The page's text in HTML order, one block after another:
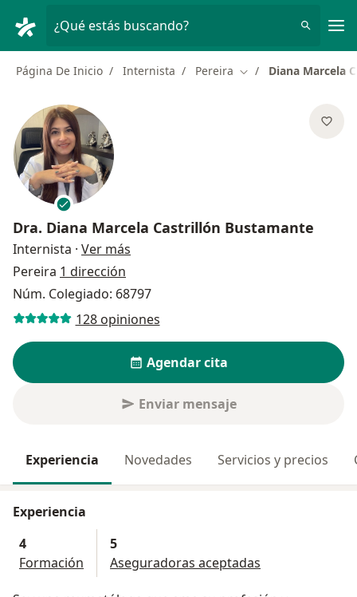
¿Qué estás buscando?
Página De Inicio Internista Pereira Cambiar de ciudad
Diana Marcela
Dra. Diana Marcela Castrillón Bustamante
Internista · Ver más
Pereira 1 dirección
Núm. Colegiado: 68797
128 opiniones
Agendar cita
Enviar mensaje
Experiencia Novedades Servicios y precios
Experiencia
4
Formación
5
Aseguradoras aceptadas